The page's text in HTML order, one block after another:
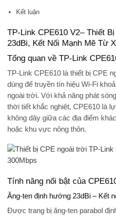
Kết luận
TP-Link CPE610 V2– Thiết
23dBi, Kết Nối Mạnh Mẽ Từ
Tổng quan về TP-Link
TP-Link CPE610 là thiết bị CPE
dùng để truyền tín hiệu Wi-Fi
ngoài trời. Với khả năng phát
thời tiết khắc nghiệt, CPE610 là
không dây giữa các địa điểm
hoặc khu vực nông thôn.
Tính năng nổi bật của
Ăng-ten định hướng 23dBi – Kết
Được trang bị ăng-ten parabol